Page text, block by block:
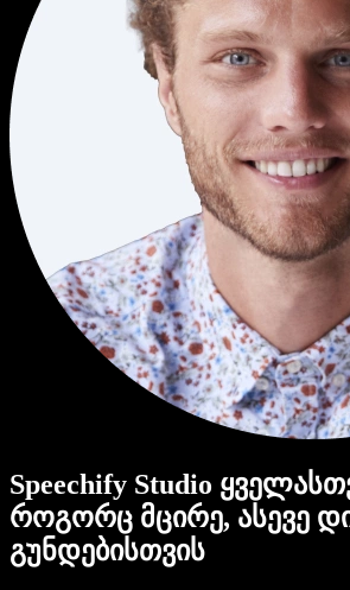
Speechify Studio
როგორც მცირე, ასევე
გუნდებისთვის